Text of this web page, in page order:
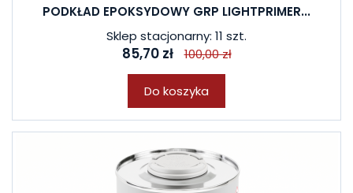
PODKŁAD EPOKSYDOWY GRP LIGHTPRIMER...
Sklep stacjonarny: 11 szt.
85,70 zł 100,00 zł
Do koszyka